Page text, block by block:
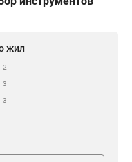
жил
2
3
3
AWG